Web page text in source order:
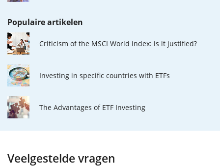
Populaire artikelen
Criticism of the MSCI World index: is it justified?
Investing in specific countries with ETFs
The Advantages of ETF Investing
Veelgestelde vragen